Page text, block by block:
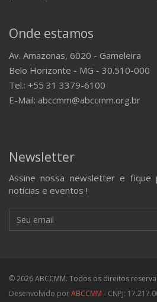
Onde estamos
Av. Amazonas, 6020 - Gameleira
Belo Horizonte - MG - 30.510-000
Tel.: +55 31 3379-6100
E-Mail: abccmm@abccmm.org.br
Newsletter
Assine nossa newsletter e fique
notícias e eventos !
© 2026 ABCCMM. Todos os direitos
Desenvolvido porABCCMM - CNPJ: